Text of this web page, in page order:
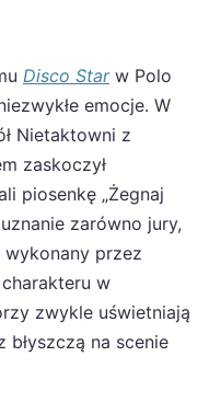
Disco Starw Polo
emocje. W
Nietaktowni z
zaskoczył
piosenkę „Żegnaj
zarówno jury,
przez
charakteru w
zwykle uświetniają
błyszczą na scenie